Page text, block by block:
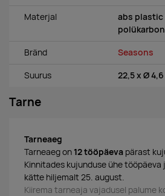
Materjal
abs plastic
Bränd Seasons
Suurus 22,5 x Ø
Tarne
Tarneaeg
Tarneaeg on 12 tööpäeva pärast
Kinnitades kujunduse ühe
kätte hiljemalt 25. august.
Kiirema tarneaja vajadusel palume